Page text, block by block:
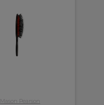
Mason Pearson